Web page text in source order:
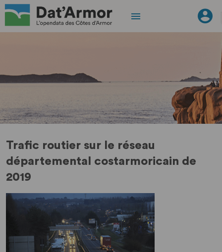
Trafic routier sur le réseau
départemental costarmoricain de
2019